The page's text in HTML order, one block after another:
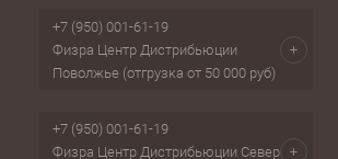
+7 (950) 001-61-19
Физра Центр Дистрибьюции
Поволжье (отгрузка от 50 000 руб)
+7 (950) 001-61-19
Физра Центр Дистрибьюции Север